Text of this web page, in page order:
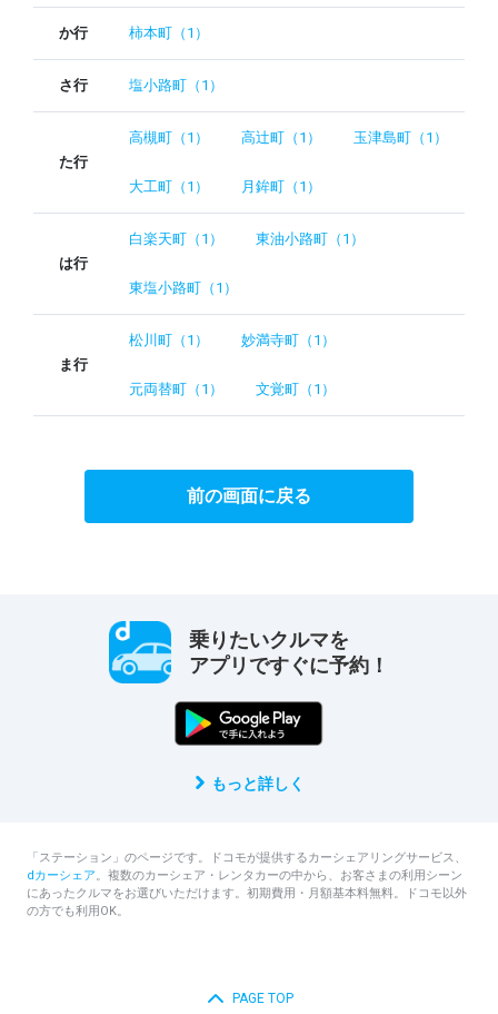
か行 柿本町（1）
さ行 塩小路町（1）
た行
高槻町（1） 高辻町（1） 玉津島町（1）
大工町（1） 月鉾町（1）
は行
白楽天町（1） 東油小路町（1）
東塩小路町（1）
ま行
松川町（1） 妙満寺町（1）
元両替町（1） 文覚町（1）
前の画面に戻る
乗りたいクルマを
アプリですぐに予約！
もっと詳しく
「ステーション」のページです。ドコモが提供するカーシェアリングサービス、
dカーシェア。複数のカーシェア・レンタカーの中から、お客さまの利用シーン
にあったクルマをお選びいただけます。初期費用・月額基本料無料。ドコモ以外
の方でも利用OK。
PAGE TOP